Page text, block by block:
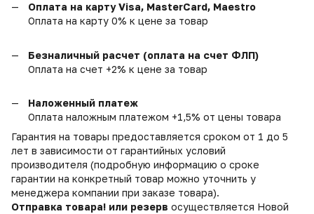
Оплата на карту Visa, MasterCard, Maestro
Оплата на карту 0% к цене за товар
Безналичный расчет (оплата на счет ФЛП)
Оплата на счет +2% к цене за товар
Наложенный платеж
Оплата наложным платежом +1,5% от цены товара
Гарантия на товары предоставляется сроком от 1 до 5
лет в зависимости от гарантийных условий
производителя (подробную информацию о сроке
гарантии на конкретный товар можно уточнить у
менеджера компании при заказе товара).
Отправка товара! или резерв осуществляется Новой